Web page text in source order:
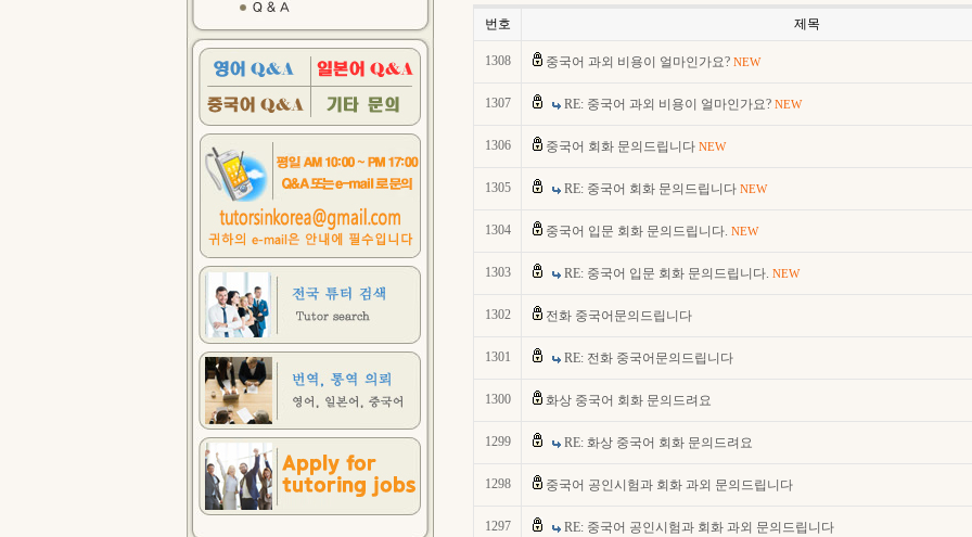
번호 제목
1308 중국어 과외 비용이 얼마인가요? NEW
1307 RE: 중국어 과외 비용이 얼마인가요? NEW
1306 중국어 회화 문의드립니다 NEW
1305 RE: 중국어 회화 문의드립니다 NEW
1304 중국어 입문 회화 문의드립니다. NEW
1303 RE: 중국어 입문 회화 문의드립니다. NEW
1302 전화 중국어문의드립니다
1301 RE: 전화 중국어문의드립니다
1300 화상 중국어 회화 문의드려요
1299 RE: 화상 중국어 회화 문의드려요
1298 중국어 공인시험과 회화 과외 문의드립니다
1297 RE: 중국어 공인시험과 회화 과외 문의드립니다